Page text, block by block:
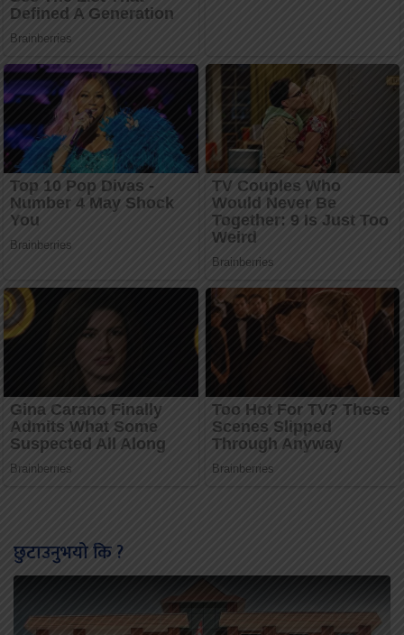
छुटाउनुभयो कि ?